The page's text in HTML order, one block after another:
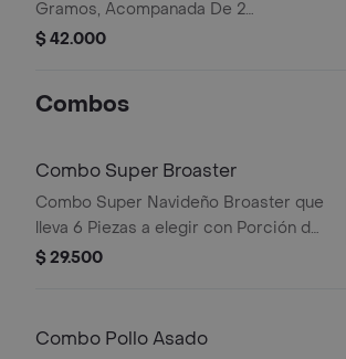
Gramos, Acompanada De 2
Porciones De Papa A La Francesa
$ 42.000
Combos
Combo Super Broaster
Combo Super Navideño Broaster que
lleva 6 Piezas a elegir con Porción de
Papa a la Francesa Artesanal
$ 29.500
Combo Pollo Asado